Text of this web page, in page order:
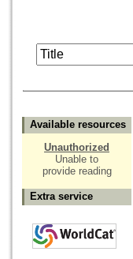
Available resources
Unauthorized
Unable to
provide reading
Extra service